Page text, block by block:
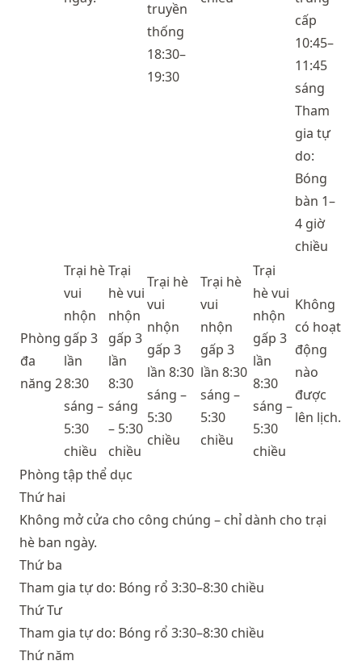
truyền
thống
18:30–
19:30
cấp
10:45–
11:45
sáng
Tham
gia tự
do:
Bóng
bàn 1–
4 giờ
chiều
Phòng
đa
năng 2
Trại hè
vui
nhộn
gấp 3
lần
8:30
sáng –
5:30
chiều
Trại
hè vui
nhộn
gấp 3
lần
8:30
sáng
– 5:30
chiều
Trại hè
vui
nhộn
gấp 3
lần 8:30
sáng –
5:30
chiều
Trại hè
vui
nhộn
gấp 3
lần 8:30
sáng –
5:30
chiều
Trại
hè vui
nhộn
gấp 3
lần
8:30
sáng –
5:30
chiều
Không
có hoạt
động
nào
được
lên lịch.
Phòng tập thể dục
Thứ hai
Không mở cửa cho công chúng – chỉ dành cho trại
hè ban ngày.
Thứ ba
Tham gia tự do: Bóng rổ 3:30–8:30 chiều
Thứ Tư
Tham gia tự do: Bóng rổ 3:30–8:30 chiều
Thứ năm